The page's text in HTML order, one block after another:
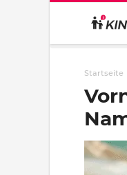
Startseite